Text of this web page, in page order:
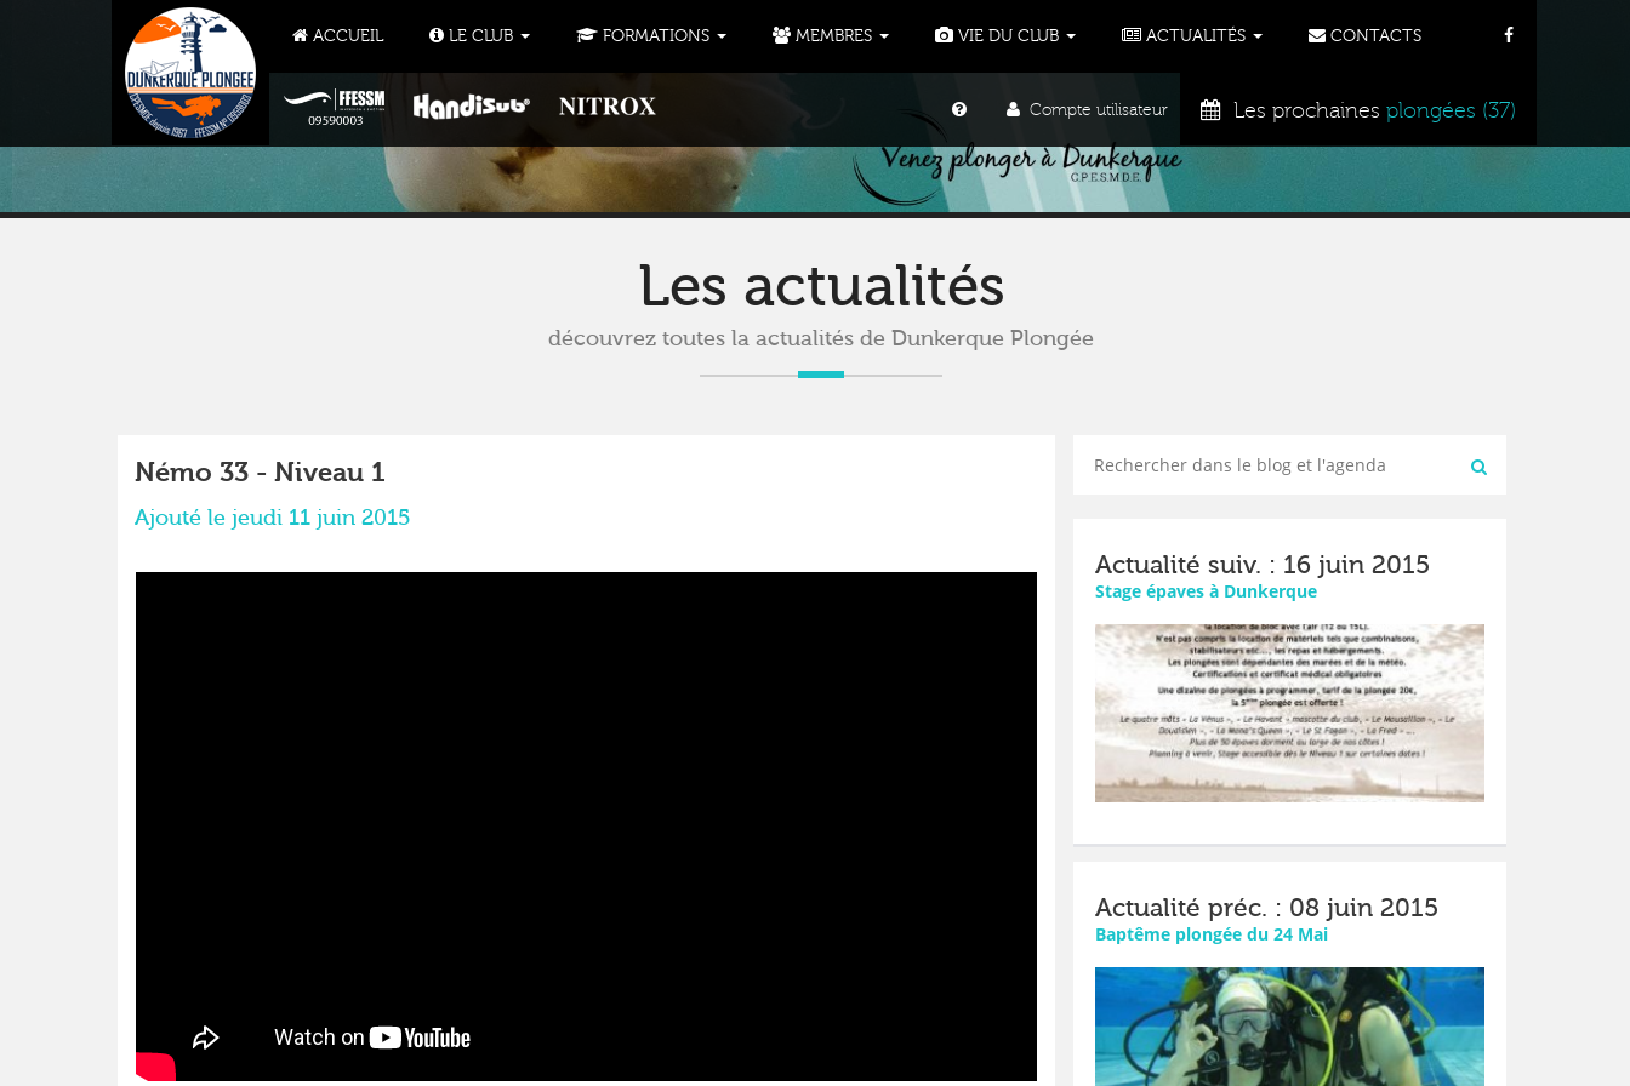
ACCUEIL LE CLUB FORMATIONS MEMBRES VIE DU CLUB ACTUALITÉS CONTACTS
Les prochaines plongées (37)
Compte utilisateur
Les actualités
découvrez toutes la actualités de Dunkerque Plongée
Némo 33 - Niveau 1
Ajouté le jeudi 11 juin 2015
Actualité suiv. : 16 juin 2015
Stage épaves à Dunkerque
Actualité préc. : 08 juin 2015
Baptême plongée du 24 Mai